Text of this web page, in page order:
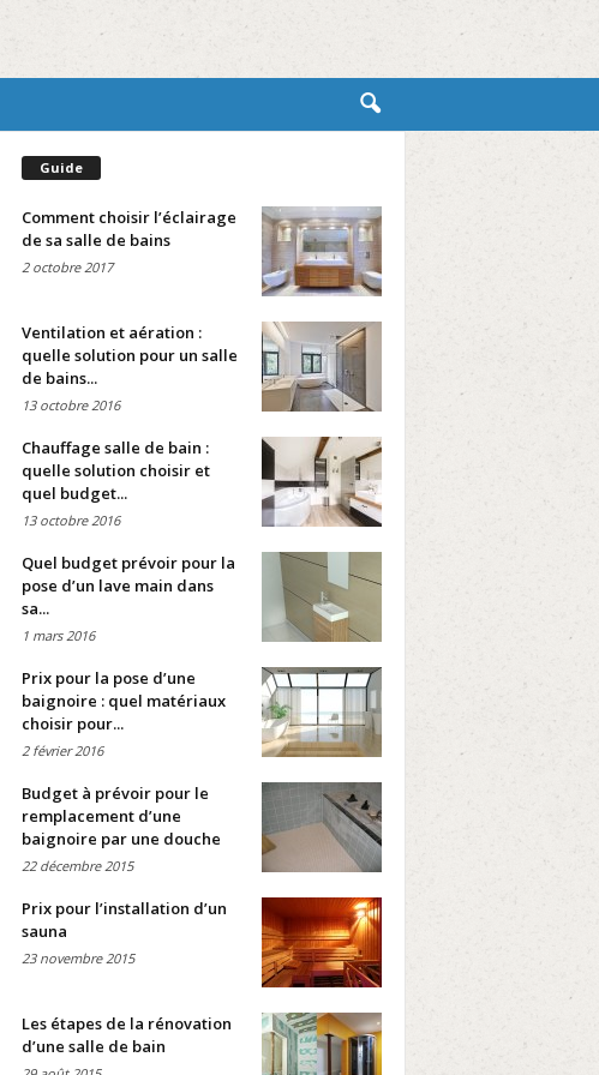
Guide
Comment choisir l’éclairage
de sa salle de bains
2 octobre 2017
Ventilation et aération :
quelle solution pour un salle
de bains...
13 octobre 2016
Chauffage salle de bain :
quelle solution choisir et
quel budget...
13 octobre 2016
Quel budget prévoir pour la
pose d’un lave main dans
sa...
1 mars 2016
Prix pour la pose d’une
baignoire : quel matériaux
choisir pour...
2 février 2016
Budget à prévoir pour le
remplacement d’une
baignoire par une douche
22 décembre 2015
Prix pour l’installation d’un
sauna
23 novembre 2015
Les étapes de la rénovation
d’une salle de bain